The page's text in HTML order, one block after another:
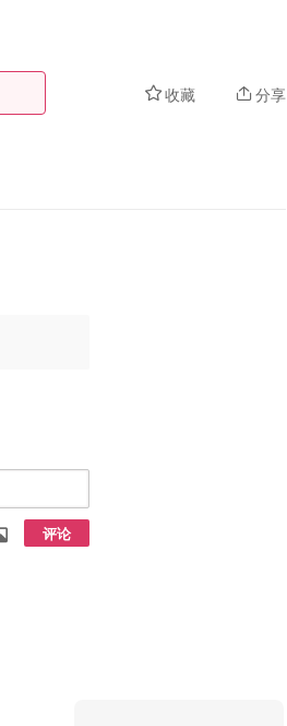
收藏 分享
评论